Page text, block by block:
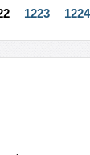
1223 1224